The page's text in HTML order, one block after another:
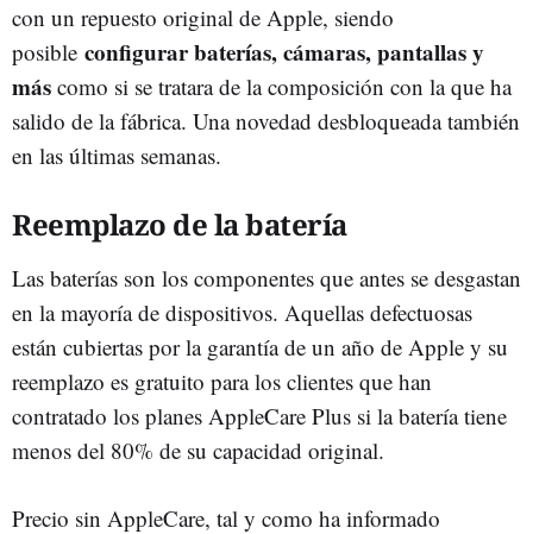
con un repuesto original de Apple, siendo
posible configurar baterías, cámaras, pantallas y
más como si se tratara de la composición con la que ha
salido de la fábrica. Una novedad desbloqueada también
en las últimas semanas.
Reemplazo de la batería
Las baterías son los componentes que antes se desgastan
en la mayoría de dispositivos. Aquellas defectuosas
están cubiertas por la garantía de un año de Apple y su
reemplazo es gratuito para los clientes que han
contratado los planes AppleCare Plus si la batería tiene
menos del 80% de su capacidad original.
Precio sin AppleCare, tal y como ha informado